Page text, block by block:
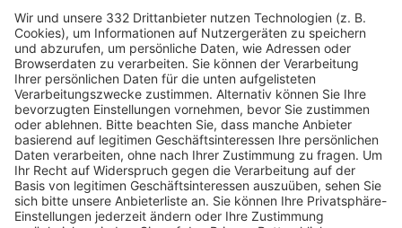
HÄUFIG BESUCHTE SEITEN
Pässe und Vereinswechsel
Trainerausbildung
Schulungsangebot Vereinsmitarbeiter
BFV-Geschäftsstellen
Trainerbörse
Login SpielPlus